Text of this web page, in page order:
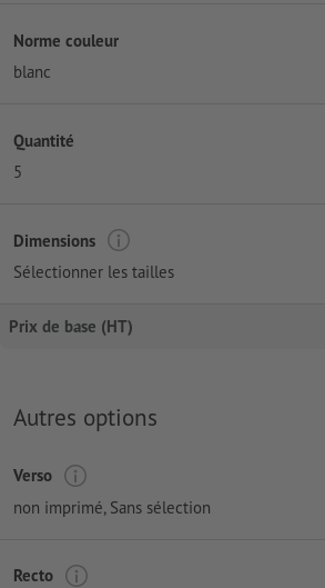
Norme couleur
blanc
Quantité
5
Dimensions
Sélectionner les tailles
Prix de base (HT)
Autres options
Verso
non imprimé, Sans sélection
Recto